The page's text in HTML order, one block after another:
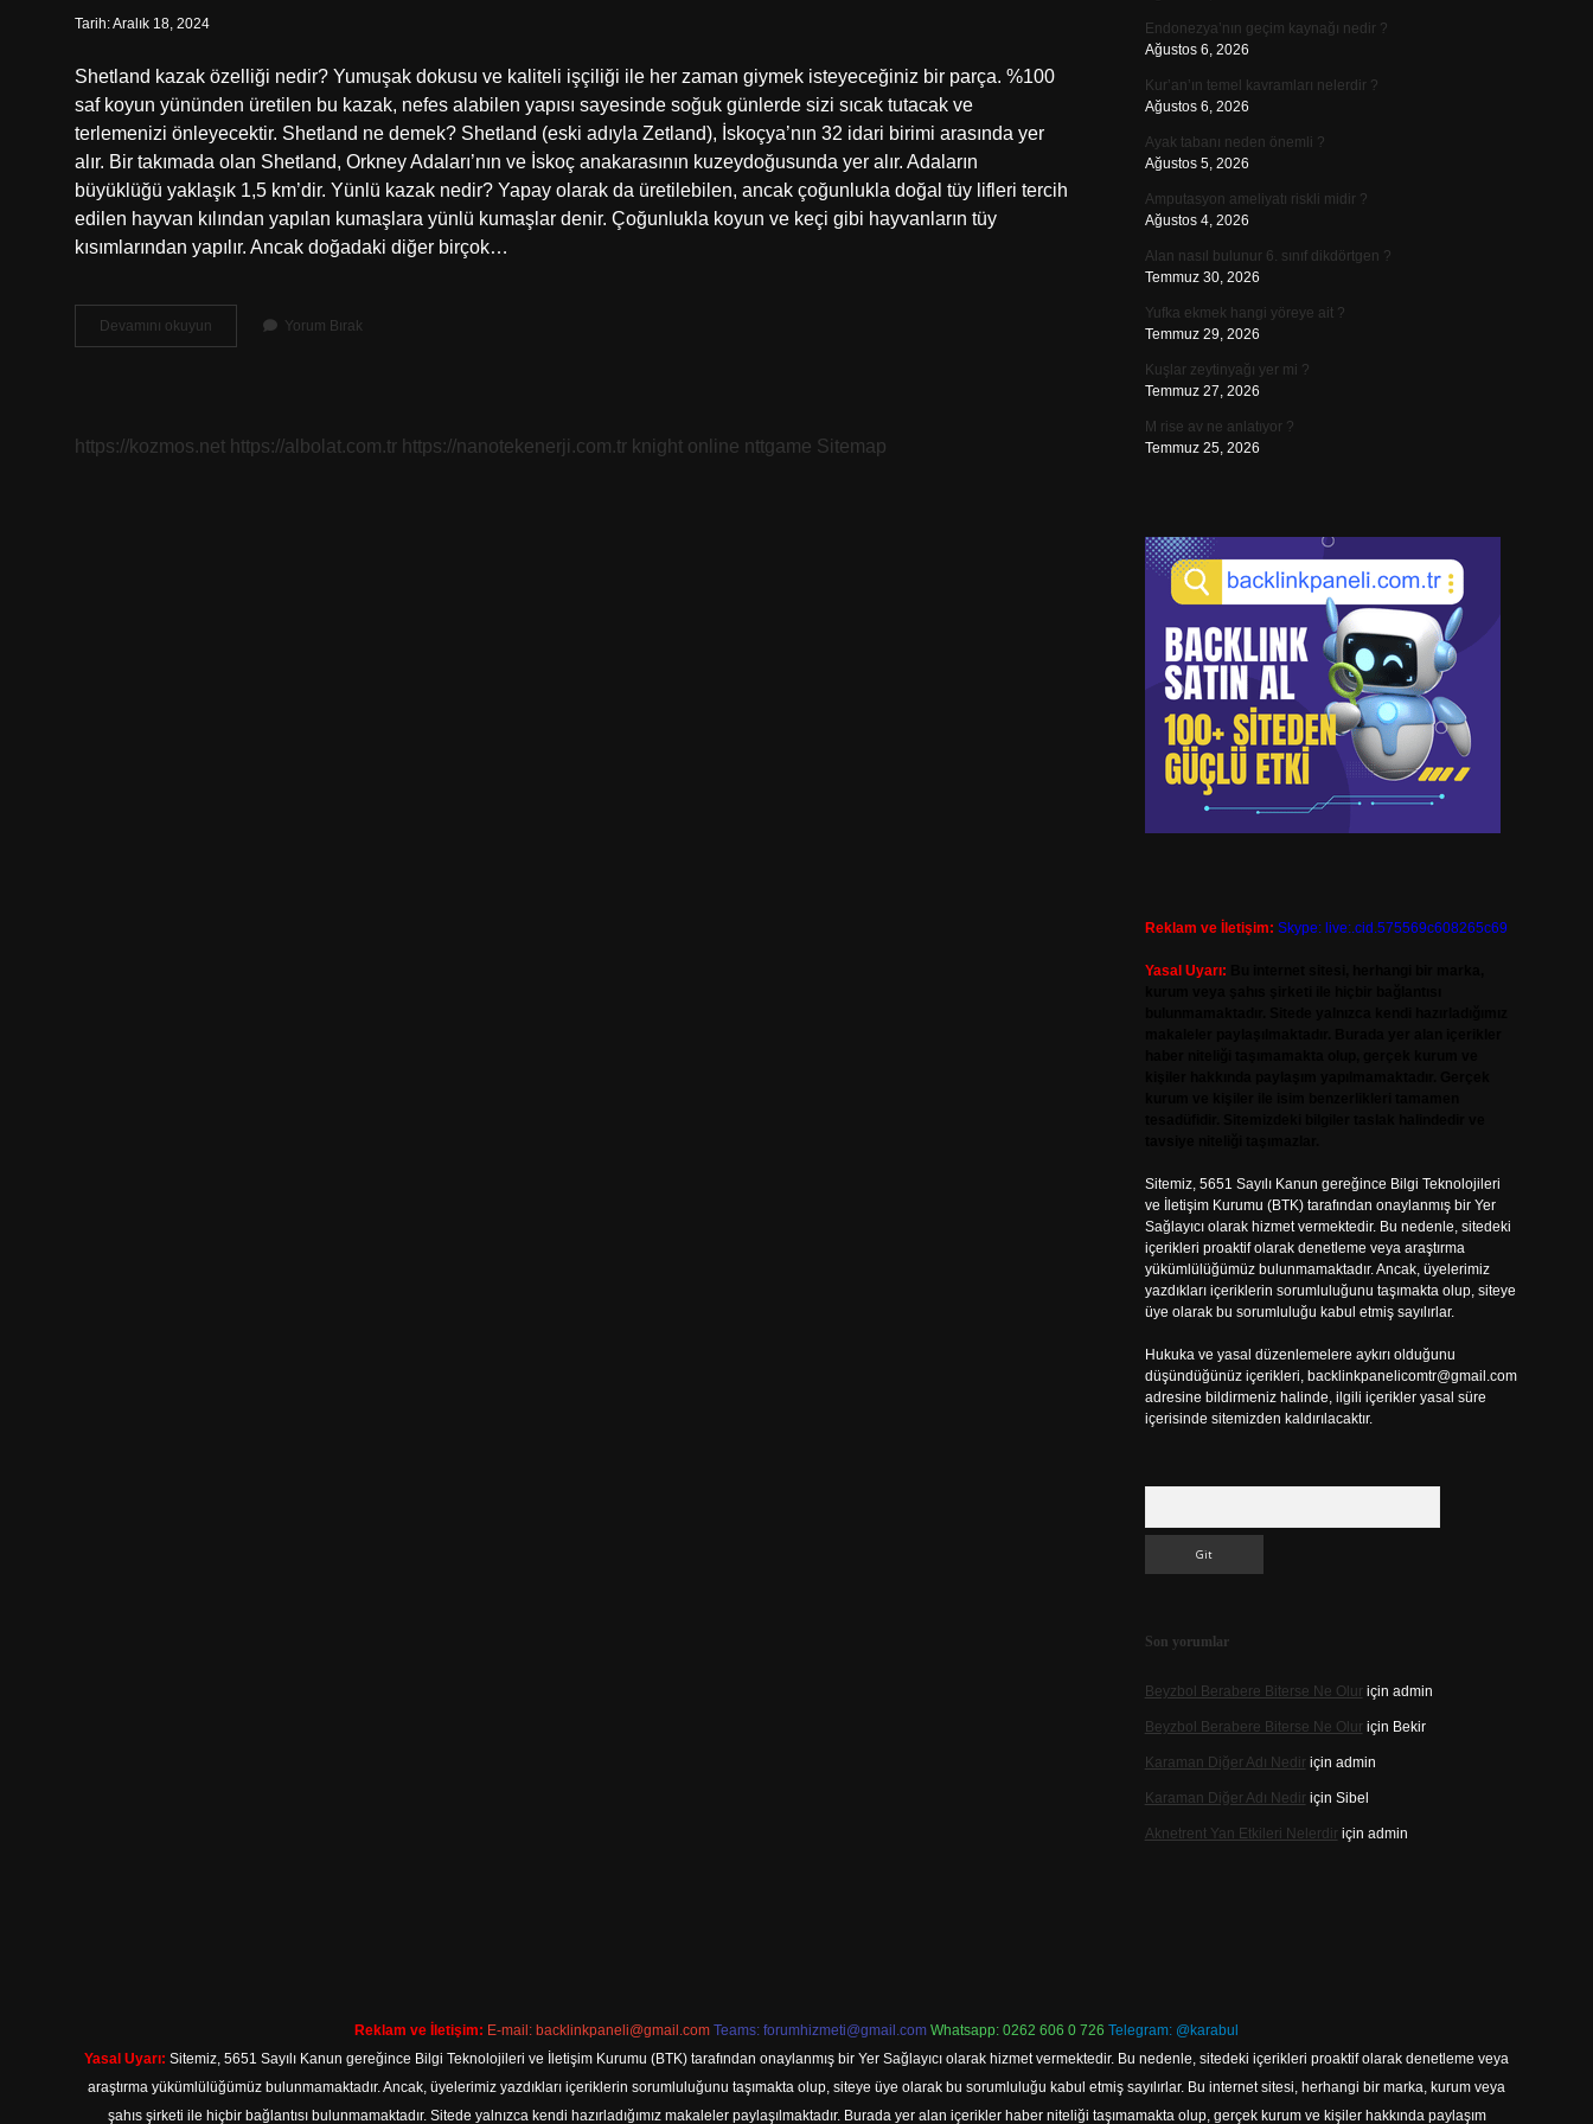
Tarih: Aralık 18, 2024
Shetland kazak özelliği nedir? Yumuşak dokusu ve kaliteli işçiliği ile her zaman giymek isteyeceğiniz bir parça. %100
saf koyun yününden üretilen bu kazak, nefes alabilen yapısı sayesinde soğuk günlerde sizi sıcak tutacak ve
terlemenizi önleyecektir. Shetland ne demek? Shetland (eski adıyla Zetland), İskoçya’nın 32 idari birimi arasında yer
alır. Bir takımada olan Shetland, Orkney Adaları’nın ve İskoç anakarasının kuzeydoğusunda yer alır. Adaların
büyüklüğü yaklaşık 1,5 km’dir. Yünlü kazak nedir? Yapay olarak da üretilebilen, ancak çoğunlukla doğal tüy lifleri tercih
edilen hayvan kılından yapılan kumaşlara yünlü kumaşlar denir. Çoğunlukla koyun ve keçi gibi hayvanların tüy
kısımlarından yapılır. Ancak doğadaki diğer birçok…
Devamını okuyun Shetland
Kazak
Yorum Bırak
https://kozmos.net https://albolat.com.tr https://nanotekenerji.com.tr knight online nttgame Sitemap
Endonezya’nın geçim kaynağı nedir ?
Ağustos 6, 2026
Kur’an’ın temel kavramları nelerdir ?
Ağustos 6, 2026
Ayak tabanı neden önemli ?
Ağustos 5, 2026
Amputasyon ameliyatı riskli midir ?
Ağustos 4, 2026
Alan nasıl bulunur 6. sınıf dikdörtgen ?
Temmuz 30, 2026
Yufka ekmek hangi yöreye ait ?
Temmuz 29, 2026
Kuşlar zeytinyağı yer mi ?
Temmuz 27, 2026
M rise av ne anlatıyor ?
Temmuz 25, 2026
Reklam ve İletişim: Skype: live:.cid.575569c608265c69
Yasal Uyarı:
Sitemiz, 5651 Sayılı Kanun gereğince Bilgi Teknolojileri
ve İletişim Kurumu (BTK) tarafından onaylanmış bir Yer
Sağlayıcı olarak hizmet vermektedir. Bu nedenle, sitedeki
içerikleri proaktif olarak denetleme veya araştırma
yükümlülüğümüz bulunmamaktadır. Ancak, üyelerimiz
yazdıkları içeriklerin sorumluluğunu taşımakta olup, siteye
üye olarak bu sorumluluğu kabul etmiş sayılırlar.
Hukuka ve yasal düzenlemelere aykırı olduğunu
düşündüğünüz içerikleri, backlinkpanelicomtr@gmail.com
adresine bildirmeniz halinde, ilgili içerikler yasal süre
içerisinde sitemizden kaldırılacaktır.
Son yorumlar
Beyzbol Berabere Biterse Ne Oluriçin admin
Beyzbol Berabere Biterse Ne Oluriçin Bekir
Karaman Diğer Adı Nediriçin admin
Karaman Diğer Adı Nediriçin Sibel
Aknetrent Yan Etkileri Nelerdiriçin admin
Reklam ve İletişim: E-mail: backlinkpaneli@gmail.com Teams: forumhizmeti@gmail.com Whatsapp: 0262 606 0 726 Telegram: @karabul
Yasal Uyarı: Sitemiz, 5651 Sayılı Kanun gereğince Bilgi Teknolojileri ve İletişim Kurumu (BTK) tarafından onaylanmış bir Yer Sağlayıcı olarak hizmet vermektedir. Bu nedenle, sitedeki içerikleri proaktif olarak denetleme veya
araştırma yükümlülüğümüz bulunmamaktadır. Ancak, üyelerimiz yazdıkları içeriklerin sorumluluğunu taşımakta olup, siteye üye olarak bu sorumluluğu kabul etmiş sayılırlar. Bu internet sitesi, herhangi bir marka, kurum veya
şahıs şirketi ile hiçbir bağlantısı bulunmamaktadır. Sitede yalnızca kendi hazırladığımız makaleler paylaşılmaktadır. Burada yer alan içerikler haber niteliği taşımamakta olup, gerçek kurum ve kişiler hakkında paylaşım